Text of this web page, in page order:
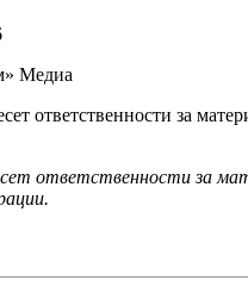
Медиа
ответственности за
ответственности за